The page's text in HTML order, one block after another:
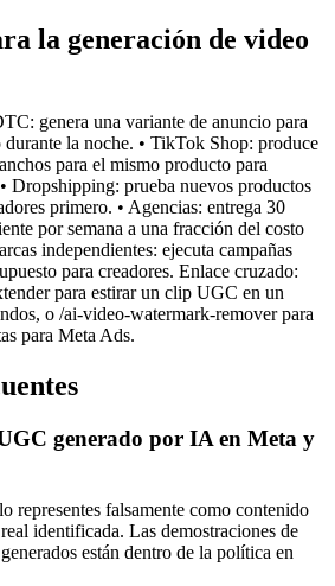
la generación de video
genera una variante de anuncio para
la noche. • TikTok Shop: produce
para el mismo producto para
Dropshipping: prueba nuevos productos
primero. • Agencias: entrega 30
por semana a una fracción del costo
independientes: ejecuta campañas
para creadores. Enlace cruzado:
para estirar un clip UGC en un
o /ai-video-watermark-remover para
para Meta Ads.
generado por IA en Meta y
representes falsamente como contenido
identificada. Las demostraciones de
están dentro de la política en